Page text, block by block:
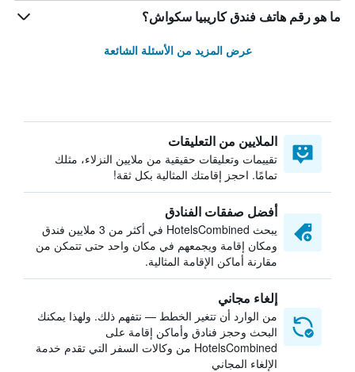
ما هو رقم هاتف فندق كاريبيا سكواش؟
عرض المزيد من الأسئلة الشائعة
الملايين من التعليقات
تقييمات وتعليقات حقيقية من ملايين النزلاء، مثلك
تمامًا. احجز إقامتك المثالية بكل ثقة!
أفضل صفقات الفنادق
يبحث HotelsCombined في أكثر من 3 ملايين فندق
ومكان إقامة ويجمعهم في مكان واحد حتى تتمكن من
مقارنة أماكن الإقامة المثالية.
إلغاء مجاني
من الوارد أن تتغير الخطط — نتفهم ذلك. ولهذا يمكنك
البحث وحجز فنادق وأماكن إقامة على
HotelsCombined من وكالات السفر التي تقدم خدمة
الإلغاء المجاني